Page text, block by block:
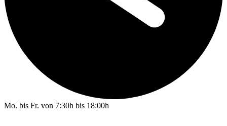
Mo. bis Fr. von 7:30h bis 18:00h